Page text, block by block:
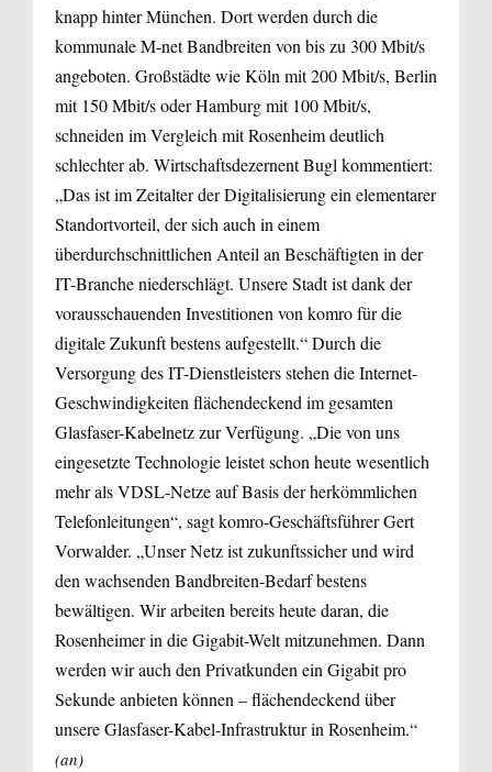
knapp hinter München. Dort werden durch die
kommunale M-net Bandbreiten von bis zu 300 Mbit/s
angeboten. Großstädte wie Köln mit 200 Mbit/s, Berlin
mit 150 Mbit/s oder Hamburg mit 100 Mbit/s,
schneiden im Vergleich mit Rosenheim deutlich
schlechter ab. Wirtschaftsdezernent Bugl kommentiert:
„Das ist im Zeitalter der Digitalisierung ein elementarer
Standortvorteil, der sich auch in einem
überdurchschnittlichen Anteil an Beschäftigten in der
IT-Branche niederschlägt. Unsere Stadt ist dank der
vorausschauenden Investitionen von komro für die
digitale Zukunft bestens aufgestellt.“ Durch die
Versorgung des IT-Dienstleisters stehen die Internet-
Geschwindigkeiten flächendeckend im gesamten
Glasfaser-Kabelnetz zur Verfügung. „Die von uns
eingesetzte Technologie leistet schon heute wesentlich
mehr als VDSL-Netze auf Basis der herkömmlichen
Telefonleitungen“, sagt komro-Geschäftsführer Gert
Vorwalder. „Unser Netz ist zukunftssicher und wird
den wachsenden Bandbreiten-Bedarf bestens
bewältigen. Wir arbeiten bereits heute daran, die
Rosenheimer in die Gigabit-Welt mitzunehmen. Dann
werden wir auch den Privatkunden ein Gigabit pro
Sekunde anbieten können – flächendeckend über
unsere Glasfaser-Kabel-Infrastruktur in Rosenheim.“
(an)